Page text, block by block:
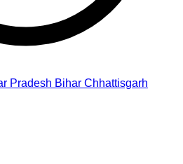
Pradesh Bihar Chhattisgarh